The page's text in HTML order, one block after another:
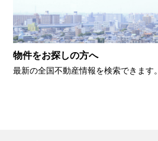
物件をお探しの方へ
最新の全国不動産情報を検索できます。